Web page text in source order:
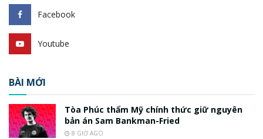
Facebook
Youtube
BÀI MỚI
Tòa Phúc thẩm Mỹ chính thức giữ nguyên
bản án Sam Bankman-Fried
8 GIỜ AGO